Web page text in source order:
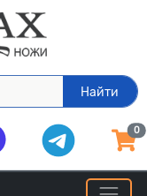
Найти
0